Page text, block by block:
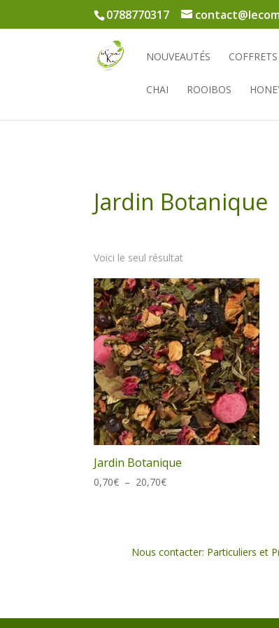
0788770317
NOUVEAUTÉS
CHAI ROOIBOS
Jardin Botanique
Voici le seul résultat
Jardin Botanique
0,70€ – 20,70€Plage
Nous contacter: Particuliers et